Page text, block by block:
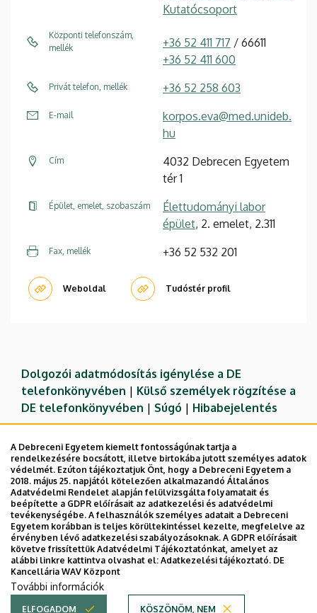
Kutatócsoport
Központi telefonszám,
mellék
+36 52 411 717 / 66611
+36 52 411 600
Privát telefon, mellék +36 52 258 603
E-mail
korpos.eva@med.unideb.
hu
Cím
4032 Debrecen Egyetem
tér 1
Épület, emelet, szobaszám
Élettudományi labor
épület, 2. emelet, 2.311
Fax, mellék +36 52 532 201
Weboldal Tudóstér profil
Dolgozói adatmódosítás igénylése a DE
telefonkönyvében | Külső személyek rögzítése a
DE telefonkönyvében | Súgó | Hibabejelentés
Adatvédelem
Adatvédelem
A Debreceni Egyetem kiemelt fontosságúnak tartja a
rendelkezésére bocsátott, illetve birtokába jutott személyes adatok
védelmét. Ezúton tájékoztatjuk Önt, hogy a Debreceni Egyetem a
2018. május 25. napjától kötelezően alkalmazandó Általános
Adatvédelmi Rendelet alapján felülvizsgálta folyamatait és
beépítette a GDPR előírásait az adatkezelési és adatvédelmi
tevékenységébe. A felhasználók személyes adatait a Debreceni
Egyetem korábban is teljes körültekintéssel kezelte, megfelelve az
érvényben lévő adatkezelési szabályozásoknak. A GDPR előírásait
követve frissítettük Adatvédelmi Tájékoztatónkat, amelyet az
alábbi linkre kattintva olvashat el: Adatkezelési tájékoztató. DE
Kancellária WAV Központ
További információk
ELFOGADOM KÖSZÖNÖM, NEM